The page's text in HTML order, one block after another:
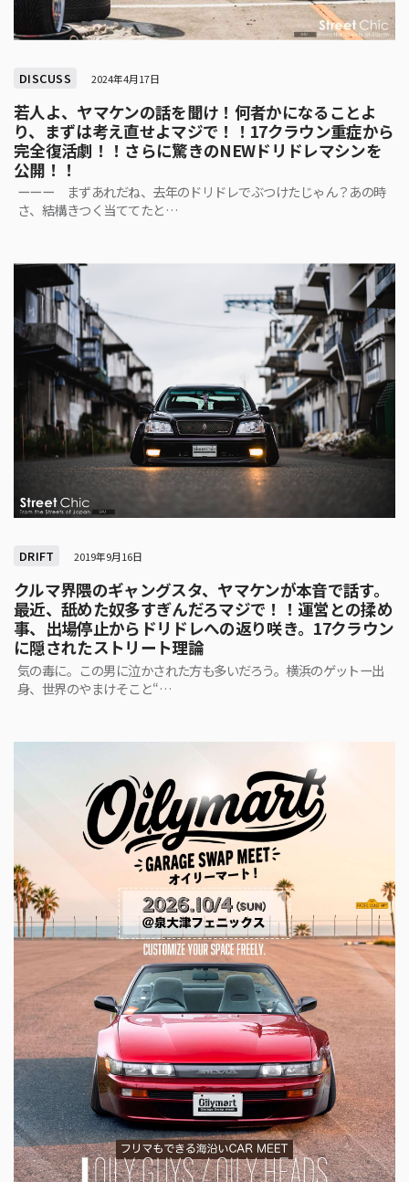
DISCUSS 2024年4月17日
若人よ、ヤマケンの話を聞け！何者かになることよ
り、まずは考え直せよマジで！！17クラウン重症から
完全復活劇！！さらに驚きのNEWドリドレマシンを
公開！！
ーーー まずあれだね、去年のドリドレでぶつけたじゃん？あの時
さ、結構きつく当ててたと…
DRIFT 2019年9月16日
クルマ界隈のギャングスタ、ヤマケンが本音で話す。
最近、舐めた奴多すぎんだろマジで！！運営との揉め
事、出場停止からドリドレへの返り咲き。17クラウン
に隠されたストリート理論
気の毒に。この男に泣かされた方も多いだろう。横浜のゲットー出
身、世界のやまけそこと“…